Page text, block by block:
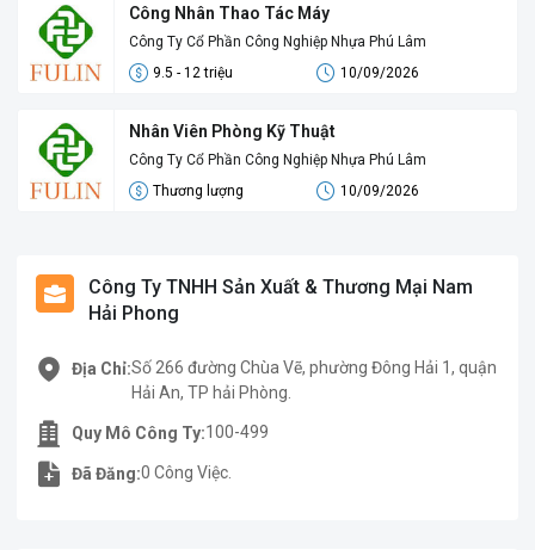
Công Nhân Thao Tác Máy
Công Ty Cổ Phần Công Nghiệp Nhựa Phú Lâm
9.5 - 12 triệu
10/09/2026
Nhân Viên Phòng Kỹ Thuật
Công Ty Cổ Phần Công Nghiệp Nhựa Phú Lâm
Thương lượng
10/09/2026
Công Ty TNHH Sản Xuất & Thương Mại Nam
Hải Phong
Địa Chỉ:Số 266 đường Chùa Vẽ, phường Đông Hải 1, quận
Hải An, TP hải Phòng.
Quy Mô Công Ty:100-499
Đã Đăng:0 Công Việc.